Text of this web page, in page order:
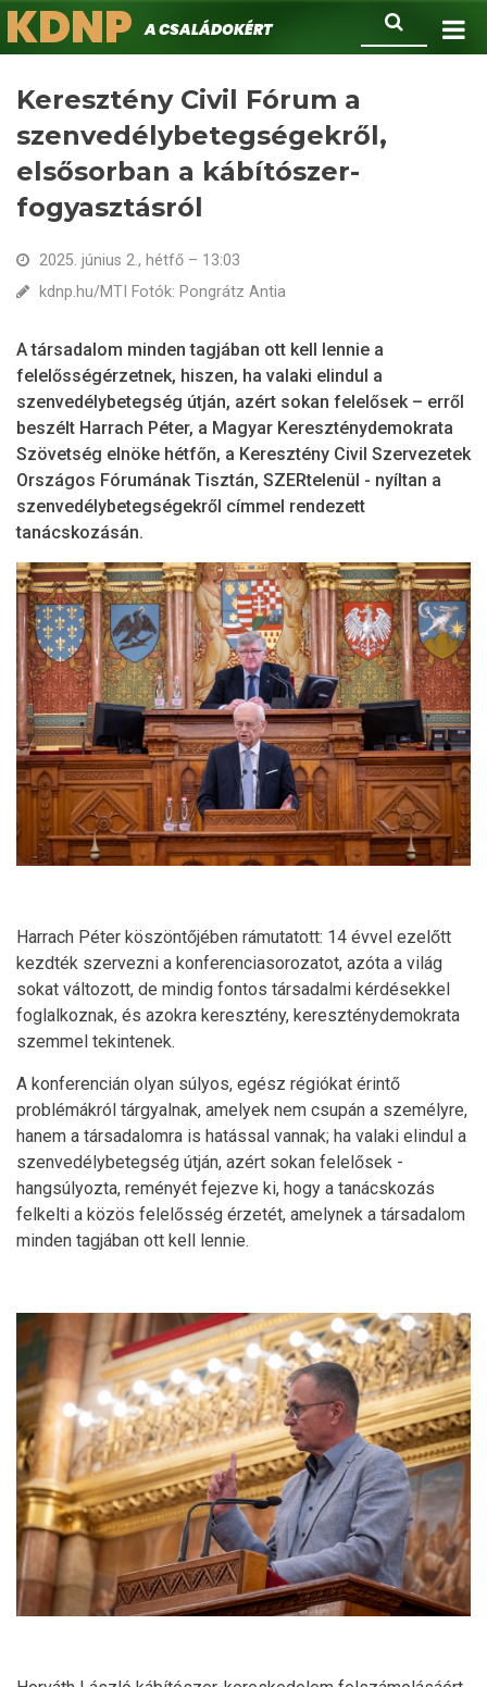
Ugrás
a
Keresés
KDNPA családokért.
Keresztény Civil Fórum a
szenvedélybetegségekről,
elsősorban a kábítószer-
fogyasztásról
2025. június 2., hétfő – 13:03
kdnp.hu/MTI Fotók: Pongrátz Antia
A társadalom minden tagjában ott kell lennie a
felelősségérzetnek, hiszen, ha valaki elindul a
szenvedélybetegség útján, azért sokan felelősek – erről
beszélt Harrach Péter, a Magyar Kereszténydemokrata
Szövetség elnöke hétfőn, a Keresztény Civil Szervezetek
Országos Fórumának Tisztán, SZERtelenül - nyíltan a
szenvedélybetegségekről címmel rendezett
tanácskozásán.
Harrach Péter köszöntőjében rámutatott: 14 évvel ezelőtt
kezdték szervezni a konferenciasorozatot, azóta a világ
sokat változott, de mindig fontos társadalmi kérdésekkel
foglalkoznak, és azokra keresztény, kereszténydemokrata
szemmel tekintenek.
A konferencián olyan súlyos, egész régiókat érintő
problémákról tárgyalnak, amelyek nem csupán a személyre,
hanem a társadalomra is hatással vannak; ha valaki elindul a
szenvedélybetegség útján, azért sokan felelősek -
hangsúlyozta, reményét fejezve ki, hogy a tanácskozás
felkelti a közös felelősség érzetét, amelynek a társadalom
minden tagjában ott kell lennie.